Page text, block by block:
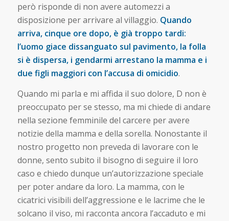
però risponde di non avere automezzi a
disposizione per arrivare al villaggio. Quando
arriva, cinque ore dopo, è già troppo tardi:
l’uomo giace dissanguato sul pavimento, la folla
si è dispersa, i gendarmi arrestano la mamma e i
due figli maggiori con l’accusa di omicidio.
Quando mi parla e mi affida il suo dolore, D non è
preoccupato per se stesso, ma mi chiede di andare
nella sezione femminile del carcere per avere
notizie della mamma e della sorella. Nonostante il
nostro progetto non preveda di lavorare con le
donne, sento subito il bisogno di seguire il loro
caso e chiedo dunque un’autorizzazione speciale
per poter andare da loro. La mamma, con le
cicatrici visibili dell’aggressione e le lacrime che le
solcano il viso, mi racconta ancora l’accaduto e mi